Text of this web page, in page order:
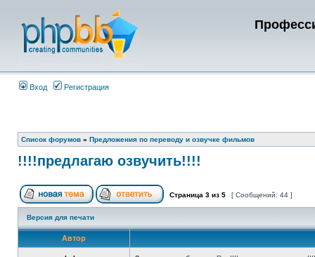
Вход Регистрация
Список форумов » Предложения по переводу и озвучке фильмов
!!!!предлагаю озвучить!!!!
Страница 3 из 5 [ Сообщений: 44 ]
Версия для печати
Автор